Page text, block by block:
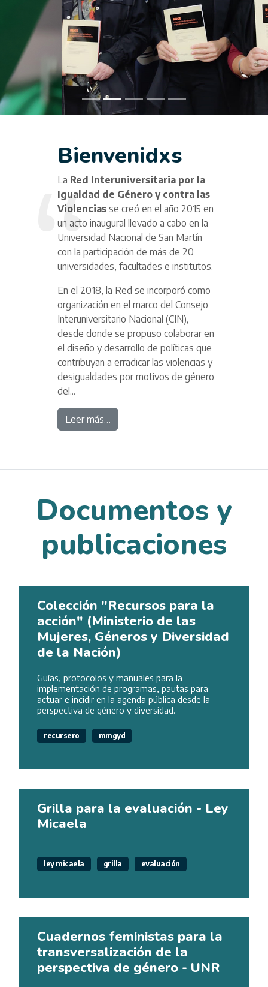
Bienvenidxs
La Red Interuniversitaria por la
Igualdad de Género y contra las
Violencias se creó en el año 2015 en
un acto inaugural llevado a cabo en la
Universidad Nacional de San Martín
con la participación de más de 20
universidades, facultades e institutos.
En el 2018, la Red se incorporó como
organización en el marco del Consejo
Interuniversitario Nacional (CIN),
desde donde se propuso colaborar en
el diseño y desarrollo de políticas que
contribuyan a erradicar las violencias y
desigualdades por motivos de género
del...
Leer más…
Documentos y
publicaciones
Colección "Recursos para la
acción" (Ministerio de las
Mujeres, Géneros y Diversidad
de la Nación)
Guías, protocolos y manuales para la
implementación de programas, pautas para
actuar e incidir en la agenda pública desde la
perspectiva de género y diversidad.
recursero mmgyd
Grilla para la evaluación - Ley
Micaela
ley micaela grilla evaluación
Cuadernos feministas para la
transversalización de la
perspectiva de género - UNR